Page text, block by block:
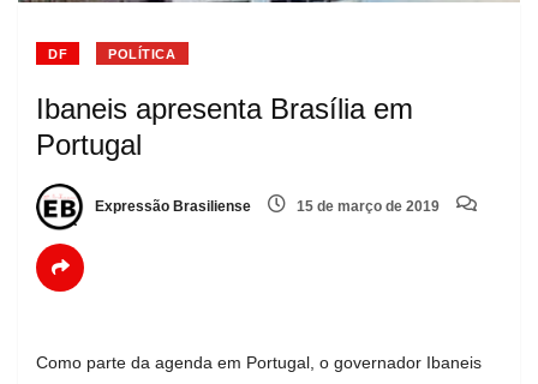
DF POLÍTICA
Ibaneis apresenta Brasília em
Portugal
Expressão Brasiliense 15 de março de 2019
Como parte da agenda em Portugal, o governador Ibaneis